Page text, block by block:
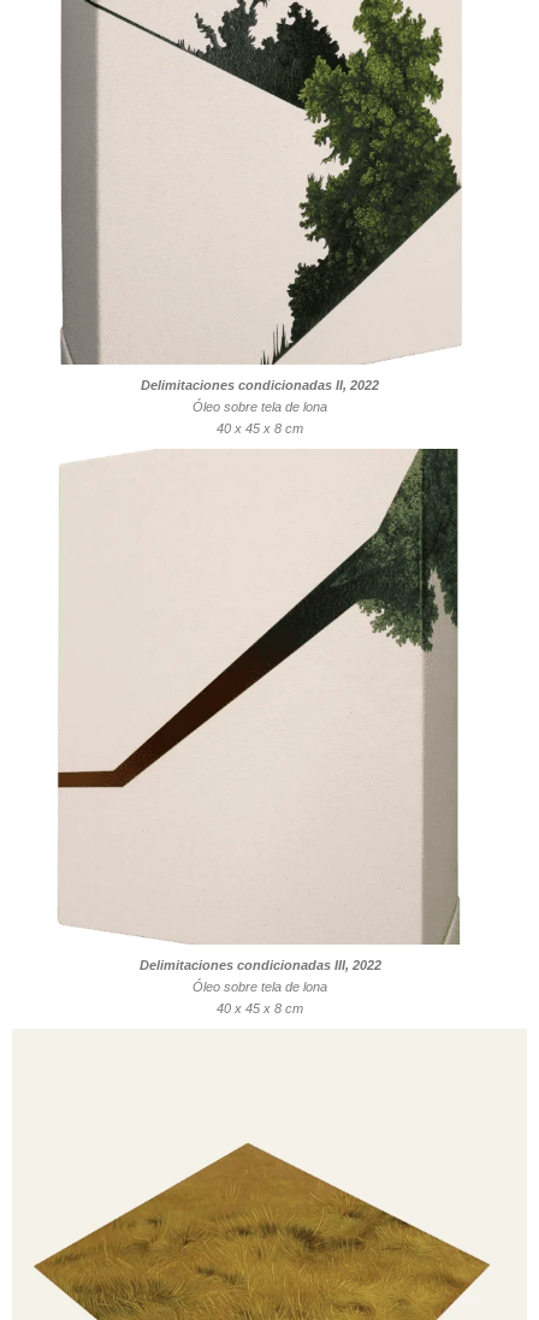
Delimitaciones condicionadas II, 2022
Óleo sobre tela de lona
40 x 45 x 8 cm
Delimitaciones condicionadas III, 2022
Óleo sobre tela de lona
40 x 45 x 8 cm